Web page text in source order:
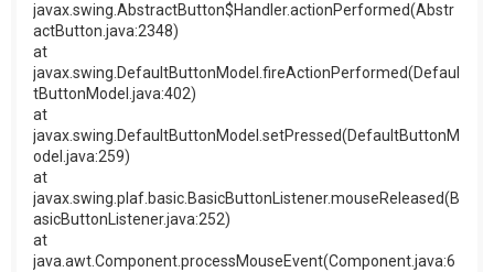
javax.swing.AbstractButton$Handler.actionPerformed(Abstr
actButton.java:2348)
at
javax.swing.DefaultButtonModel.fireActionPerformed(Defaul
tButtonModel.java:402)
at
javax.swing.DefaultButtonModel.setPressed(DefaultButtonM
odel.java:259)
at
javax.swing.plaf.basic.BasicButtonListener.mouseReleased(B
asicButtonListener.java:252)
at
java.awt.Component.processMouseEvent(Component.java:6